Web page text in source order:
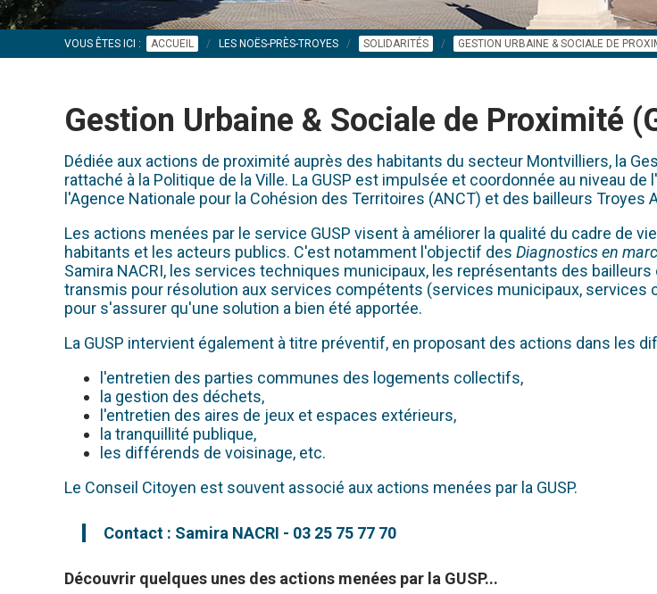
VOUS ÊTES ICI : ACCUEIL LES NOËS-PRÈS-TROYES SOLIDARITÉS GESTION URBAINE & SOCIALE DE
Gestion Urbaine & Sociale de Proximité
Dédiée aux actions de proximité auprès des habitants du secteur Montvilliers, la
rattaché à la Politique de la Ville. La GUSP est impulsée et coordonnée au niveau
l'Agence Nationale pour la Cohésion des Territoires (ANCT) et des bailleurs Troyes
Les actions menées par le service GUSP visent à améliorer la qualité du cadre de
habitants et les acteurs publics. C'est notamment l'objectif des Diagnostics en
Samira NACRI, les services techniques municipaux, les représentants des
transmis pour résolution aux services compétents (services municipaux,
pour s'assurer qu'une solution a bien été apportée.
La GUSP intervient également à titre préventif, en proposant des actions dans les
l'entretien des parties communes des logements collectifs,
la gestion des déchets,
l'entretien des aires de jeux et espaces extérieurs,
la tranquillité publique,
les différends de voisinage, etc.
Le Conseil Citoyen est souvent associé aux actions menées par la GUSP.
Contact : Samira NACRI - 03 25 75 77 70
Découvrir quelques unes des actions menées par la GUSP...